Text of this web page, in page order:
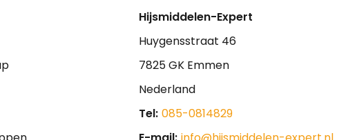
Hijsmiddelen-Expert
Huygensstraat 46
7825 GK Emmen
Nederland
Tel: 085-0814829